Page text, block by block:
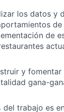
los datos y
de
de
y fomentar
gana-
del trabajo es